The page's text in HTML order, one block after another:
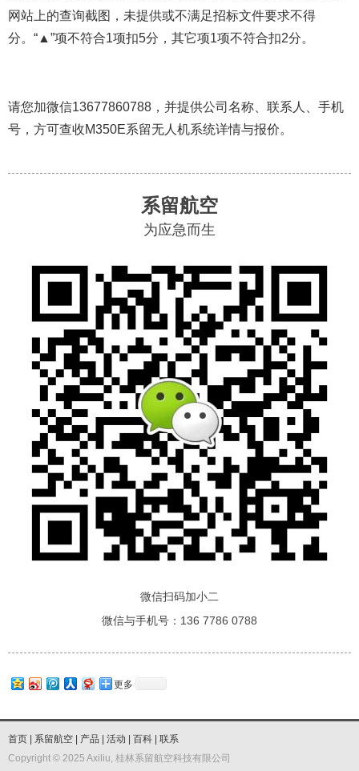
网站上的查询截图，未提供或不满足招标文件要求不得
分。“▲”项不符合1项扣5分，其它项1项不符合扣2分。
请您加微信13677860788，并提供公司名称、联系人、手机
号，方可查收M350E系留无人机系统详情与报价。
系留航空
为应急而生
微信扫码加小二
微信与手机号：136 7786 0788
更多
首页 | 系留航空 | 产品 | 活动 | 百科 | 联系
Copyright © 2025 Axiliu, 桂林系留航空科技有限公司